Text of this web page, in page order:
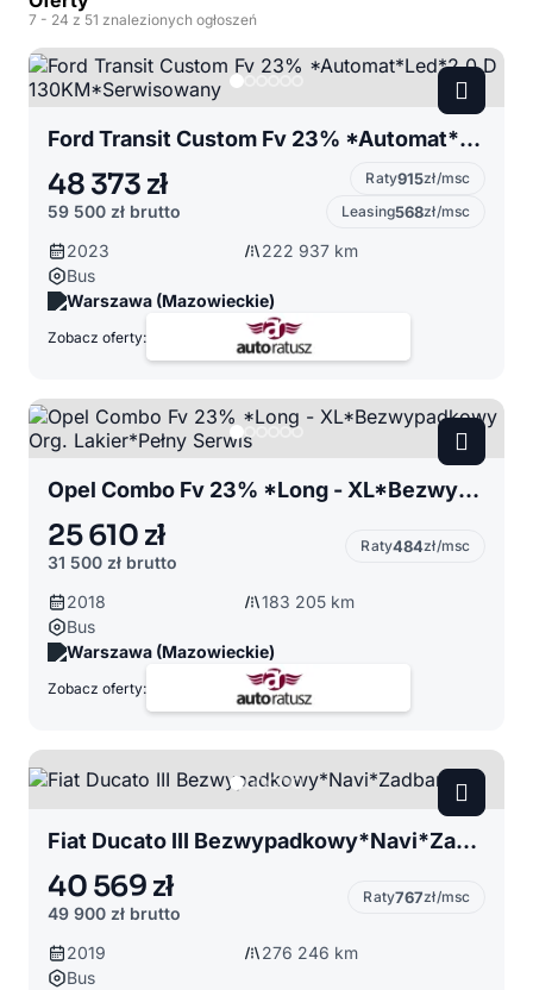
7 - 24 z 51 znalezionych ogłoszeń
Ford Transit Custom Fv 23% *Automat*Led*2.0 D 130KM*Serwisowany
48 373 zł
59 500 zł brutto
Raty915zł/msc
Leasing568zł/msc
2023
222 937 km
Bus
Warszawa (Mazowieckie)
Zobacz oferty:
Opel Combo Fv 23% *Long - XL*Bezwypadkowy Org. Lakier*Pełny Serwis
25 610 zł
31 500 zł brutto
Raty484zł/msc
2018
183 205 km
Bus
Warszawa (Mazowieckie)
Zobacz oferty:
Fiat Ducato III Bezwypadkowy*Navi*Zadbany
40 569 zł
49 900 zł brutto
Raty767zł/msc
2019
276 246 km
Bus